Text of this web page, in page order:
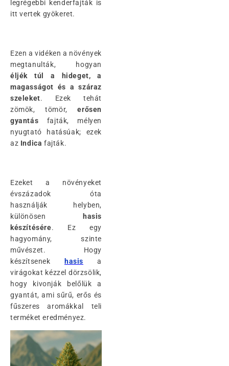
legrégebbi kenderfajták is
itt vertek gyökeret.
Ezen a vidéken a növények
megtanulták, hogyan
éljék túl a hideget, a
magasságot és a száraz
szeleket. Ezek tehát
zömök, tömör,erősen
gyantás fajták, mélyen
nyugtató hatásúak; ezek
az Indica fajták.
Ezeket a növényeket
évszázadok óta
használják helyben,
különösen
hasis
készítésére. Ez egy
hagyomány, szinte
művészet. Hogy
készítsenek
hasis a
virágokat kézzel dörzsölik,
hogy kivonják belőlük a
gyantát, ami sűrű, erős és
fűszeres aromákkal teli
terméket eredményez.